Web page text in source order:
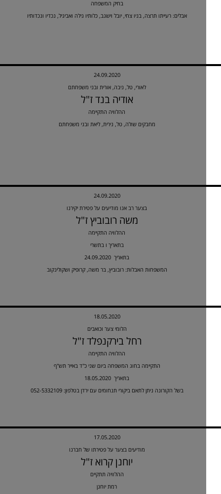
בחיק המשפחה
אבלים: רעייתו תרצה, בניו צחי, יובל וישגב, כלותיו גילה ואביגיל, נכדיו ונכדותיו
24.09.2020
לאורי, טל, ניבה, אורית ובני משפחתם
אודיה בנד ז"ל
ההלוויה התקיימה
מחבקים שולה, טל, נירית, ליאת ובני משפחתם
24.09.2020
בצער רב אנו מודיעים על פטירת יקירנו
משה רובוביץ ז"ל
ההלוויה התקיימה
בתאריך ו בתשרי
24.09.2020 בתאריך
המשפחות האבלות: רובוביץ, בר משה, קרופיק ושקולינקוב
18.05.2020
הלומי צער וכואבים
רחל בירקנפלד ז"ל
ההלוויה התקיימה
התקיימה בחוג המשפחה ביום שני כ"ד באייר תש"ף
18.05.2020 בתאריך
בשל הקורונה ניתן לתאם ביקורי תנחומים עם ירדן בטלפון: 052-5332109
17.05.2020
מודיעים בצער על פטירתו של חברנו
יוחנן קרוא ז"ל
ההלוויה תתקיים
רמת יוחנן